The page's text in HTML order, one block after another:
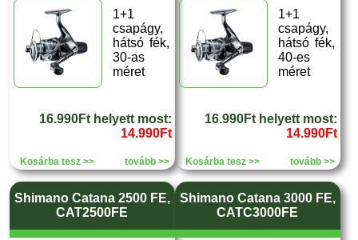
1+1
csapágy,
hátsó fék,
30-as
méret
16.990Ft helyett most:
14.990Ft
Kosárba tesz >> tovább >>
1+1
csapágy,
hátsó fék,
40-es
méret
16.990Ft helyett most:
14.990Ft
Kosárba tesz >> tovább >>
Shimano Catana 2500 FE,
CAT2500FE
Shimano Catana 3000 FE,
CATC3000FE